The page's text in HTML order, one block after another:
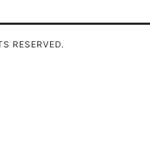
RESERVED.